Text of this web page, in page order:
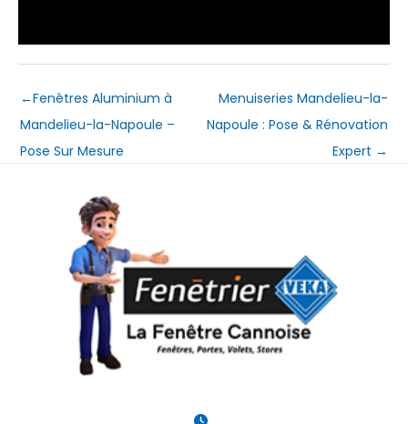
←Fenêtres Aluminium à
Mandelieu-la-Napoule –
Pose Sur Mesure
Menuiseries Mandelieu-la-
Napoule : Pose & Rénovation
Expert →